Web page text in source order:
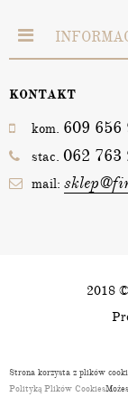
KONTAKT
kom. 609 656
stac. 062 763
mail:
2018
Strona korzysta z plików
Polityką Plików Cookies